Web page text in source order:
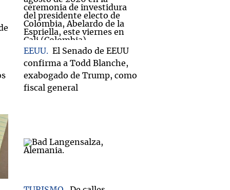
EEUU
El Senado de EEUU
confirma a Todd Blanche,
exabogado de Trump, como
fiscal general